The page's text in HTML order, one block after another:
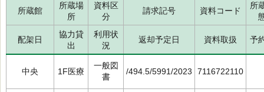
所蔵館
所蔵場
所
資料区
分
請求記号 資料コード
所
配架日
協力貸
出
利用状
況
返却予定日 資料取扱 予
中央 1F医療
一般図
書
/494.5/5991/2023 7116722110